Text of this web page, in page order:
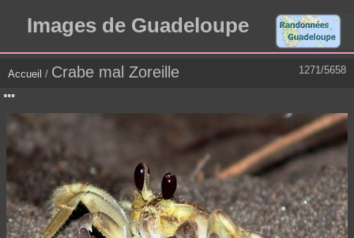
Images de Guadeloupe
1271/5658
Accueil / Crabe mal Zoreille